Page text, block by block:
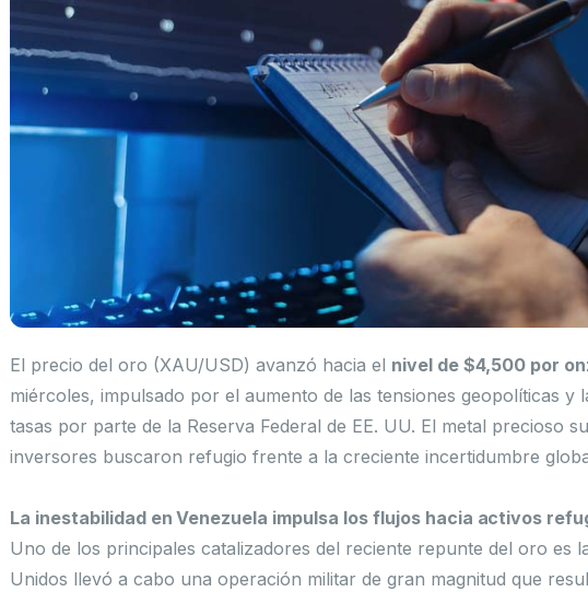
El precio del oro (XAU/USD) avanzó hacia el nivel de $4,500 por
miércoles, impulsado por el aumento de las tensiones geopolíticas y
tasas por parte de la Reserva Federal de EE. UU. El metal precioso
inversores buscaron refugio frente a la creciente incertidumbre
La inestabilidad en Venezuela impulsa los flujos hacia activos
Uno de los principales catalizadores del reciente repunte del oro es
Unidos llevó a cabo una operación militar de gran magnitud que